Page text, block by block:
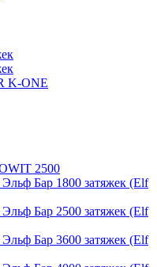
K-ONE
2500
Бар 1800 затяжек (Elf
Бар 2500 затяжек (Elf
Бар 3600 затяжек (Elf